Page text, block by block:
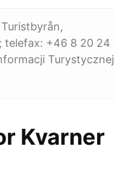
telefax: +46 8 20 24
Turystycznej
Kvarner